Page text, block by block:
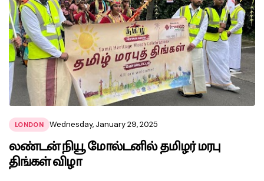
LONDON Wednesday, January 29, 2025
லண்டன் நியூ மோல்டனில் தமிழர் மரபு
திங்கள் விழா